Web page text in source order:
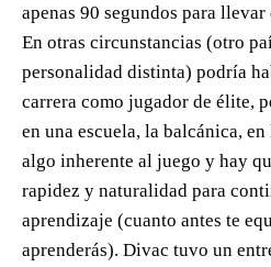
apenas 90 segundos para
En otras circunstancias (otro
personalidad distinta) podría
carrera como jugador de élite,
en una escuela, la balcánica,
algo inherente al juego y hay
rapidez y naturalidad para
aprendizaje (cuanto antes te
aprenderás). Divac tuvo un